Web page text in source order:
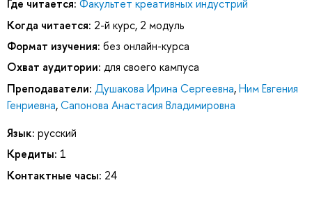
Где читается: Факультет креативных индустрий
Когда читается: 2-й курс, 2 модуль
Формат изучения: без онлайн-курса
Охват аудитории: для своего кампуса
Преподаватели: Душакова Ирина Сергеевна,Ним Евгения
Генриевна,Сапонова Анастасия Владимировна
Язык: русский
Кредиты: 1
Контактные часы: 24